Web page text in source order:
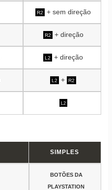
R2 + sem direção
R2 + direção
L2 + direção
L2 + R2
L2
SIMPLES
BOTÕES DA
PLAYSTATION